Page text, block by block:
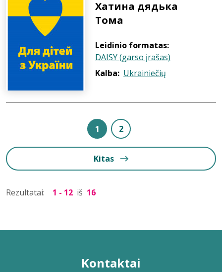
Хатина дядька
Тома
Leidinio formatas:
DAISY (garso įrašas)
Kalba: Ukrainiečių
1 2
Kitas
Rezultatai: 1 - 12 iš 16
Kontaktai